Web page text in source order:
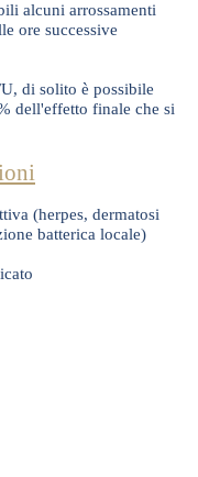
alcuni arrossamenti
ore successive
di solito è possibile
dell'effetto finale che si
(herpes, dermatosi
batterica locale)